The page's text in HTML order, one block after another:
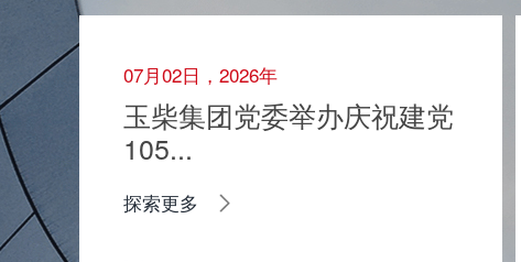
07月02日，2026年
玉柴集团党委举办庆祝建党
105...
探索更多